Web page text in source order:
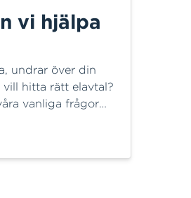
vi hjälpa
undrar över din
vill hitta rätt elavtal?
vanliga frågor
på många frågor